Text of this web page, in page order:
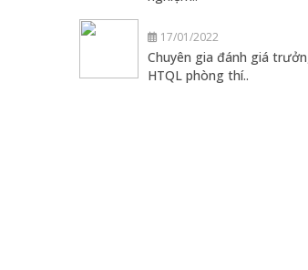
Chuyên gia đánh giá trưởng
HTQL an toàn..